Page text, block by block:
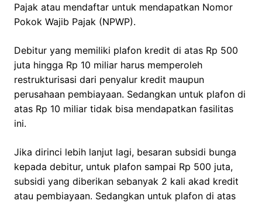
Pajak atau mendaftar untuk mendapatkan Nomor
Pokok Wajib Pajak (NPWP).
Debitur yang memiliki plafon kredit di atas Rp 500
juta hingga Rp 10 miliar harus memperoleh
restrukturisasi dari penyalur kredit maupun
perusahaan pembiayaan. Sedangkan untuk plafon di
atas Rp 10 miliar tidak bisa mendapatkan fasilitas
ini.
Jika dirinci lebih lanjut lagi, besaran subsidi bunga
kepada debitur, untuk plafon sampai Rp 500 juta,
subsidi yang diberikan sebanyak 2 kali akad kredit
atau pembiayaan. Sedangkan untuk plafon di atas